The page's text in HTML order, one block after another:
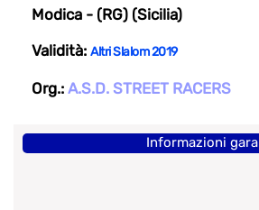
Modica - (RG) (Sicilia)
Validità: Altri Slalom 2019
Org.: A.S.D. STREET RACERS
Informazioni gara